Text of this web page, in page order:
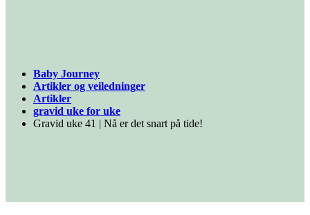
Baby Journey
Artikler og veiledninger
Artikler
gravid uke for uke
Gravid uke 41 | Nå er det snart på tide!